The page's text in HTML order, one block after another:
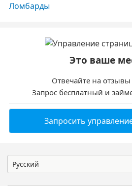
Ломбарды
Это ваше
Отвечайте на
Запрос бесплатный и
Запросить
Русский